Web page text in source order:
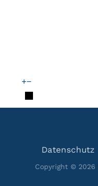
+−
Datenschutz
Copyright © 2026